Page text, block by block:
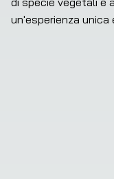
un'esperienza